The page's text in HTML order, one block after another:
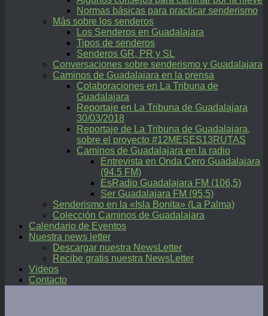
Normas básicas para practicar senderismo
Más sobre los senderos
Los Senderos en Guadalajara
Tipos de senderos
Senderos GR, PR y SL
Conversaciones sobre senderismo y Guadalajara
Caminos de Guadalajara en la prensa
Colaboraciones en La Tribuna de
Guadalajara
Reportaje en La Tribuna de Guadalajara
30/03/2018
Reportaje de La Tribuna de Guadalajara,
sobre el proyecto #12MESES13RUTAS
Caminos de Guadalajara en la radio
Entrevista en Onda Cero Guadalajara
(94.5 FM)
EsRadio Guadalajara FM (106,5)
Ser Guadalajara FM (95,5)
Senderismo en la «Isla Bonita» (La Palma)
Colección Caminos de Guadalajara
Calendario de Eventos
Nuestra news letter
Descargar nuestra NewsLetter
Recibe gratis nuestra NewsLetter
Videos
Contacto